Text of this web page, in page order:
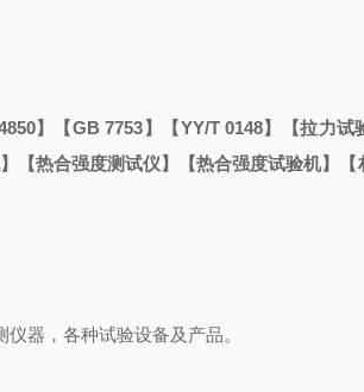
】【GB 7753】【YY/T 0148】【拉力试
热合强度测试仪】【热合强度试验机】【
器，各种试验设备及产品。